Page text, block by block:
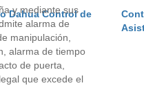
Dahua Control de